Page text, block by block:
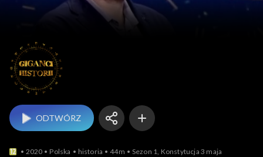
ODTWÓRZ
2020 Polska historia 44m Sezon 1, Konstytucja 3 maja